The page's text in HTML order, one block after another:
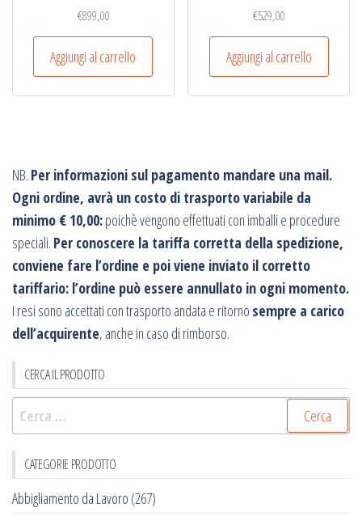
€899,00
Aggiungi al carrello
€529,00
Aggiungi al carrello
NB. Per informazioni sul pagamento mandare una mail.
Ogni ordine, avrà un costo di trasporto variabile da
minimo € 10,00:poichè vengono effettuati con imballi e procedure
speciali. Per conoscere la tariffa corretta della spedizione,
conviene fare l’ordine e poi viene inviato il corretto
tariffario: l’ordine può essere annullato in ogni momento.
I resi sono accettati con trasporto andata e ritorno sempre a carico
dell’acquirente, anche in caso di rimborso.
CERCA IL PRODOTTO
Ricerca
per:
CATEGORIE PRODOTTO
Abbigliamento da Lavoro (267)